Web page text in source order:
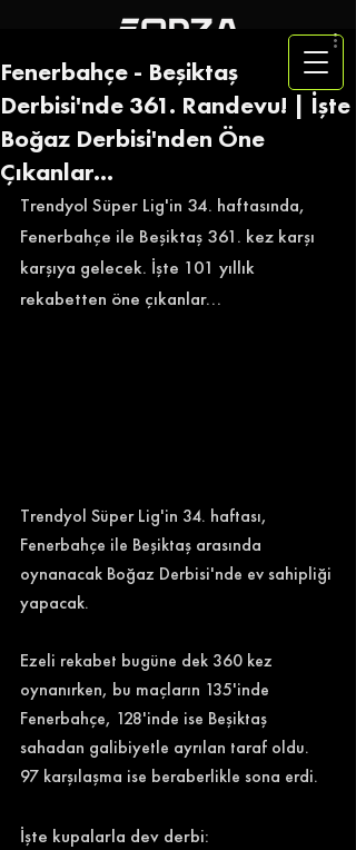
Fenerbahçe - Beşiktaş
Derbisi'nde 361. Randevu! | İşte
Boğaz Derbisi'nden Öne
Çıkanlar...
Trendyol Süper Lig'in 34. haftasında,
Fenerbahçe ile Beşiktaş 361. kez karşı
karşıya gelecek. İşte 101 yıllık
rekabetten öne çıkanlar...
Trendyol Süper Lig'in 34. haftası,
Fenerbahçe ile Beşiktaş arasında
oynanacak Boğaz Derbisi'nde ev sahipliği
yapacak.
Ezeli rekabet bugüne dek 360 kez
oynanırken, bu maçların 135'inde
Fenerbahçe, 128'inde ise Beşiktaş
sahadan galibiyetle ayrılan taraf oldu.
97 karşılaşma ise beraberlikle sona erdi.
İşte kupalarla dev derbi: